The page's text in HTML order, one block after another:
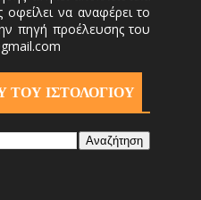
να αναφέρει το
πηγή προέλευσης του
ΙΣΤΟΛΟΓΙΟΥ